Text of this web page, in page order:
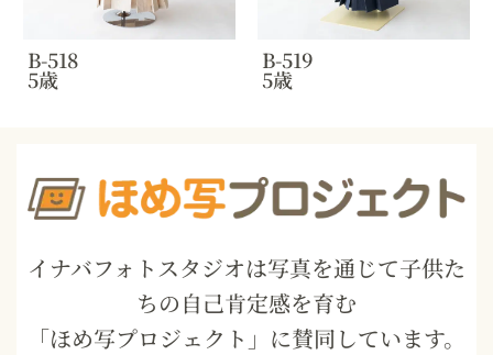
B-518
5歳
B-519
5歳
イナバフォトスタジオは写真を通じて子供た
ちの自己肯定感を育む
「ほめ写プロジェクト」に賛同しています。